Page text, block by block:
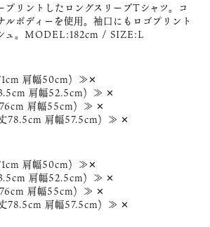
プリントしたロングスリーブTシャツ。コ
ルボディーを使用。袖口にもロゴプリント
ュ。MODEL:182cm / SIZE:L
肩幅50cm) ≫✕
肩幅52.5cm) ≫ ✕
肩幅55cm) ≫ ✕
78.5cm 肩幅57.5cm) ≫ ✕
肩幅50cm) ≫✕
肩幅52.5cm) ≫ ✕
肩幅55cm) ≫ ✕
78.5cm 肩幅57.5cm) ≫ ✕